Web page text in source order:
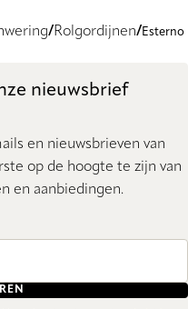
Rolgordijnen
Esterno
nieuwsbrief
en nieuwsbrieven van
op de hoogte te zijn van
en aanbiedingen.